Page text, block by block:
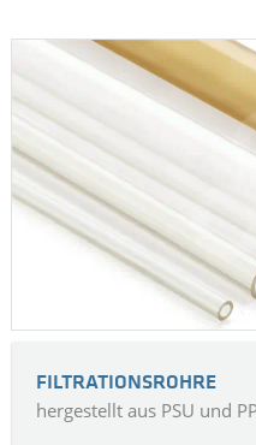
FILTRATIONSROHRE
hergestellt aus PSU und